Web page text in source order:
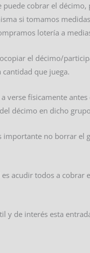
puede cobrar el
si tomamos
lotería a
el décimo/
que juega.
verse físicamente
décimo en dicho
importante no borrar el
acudir todos a
y de interés esta